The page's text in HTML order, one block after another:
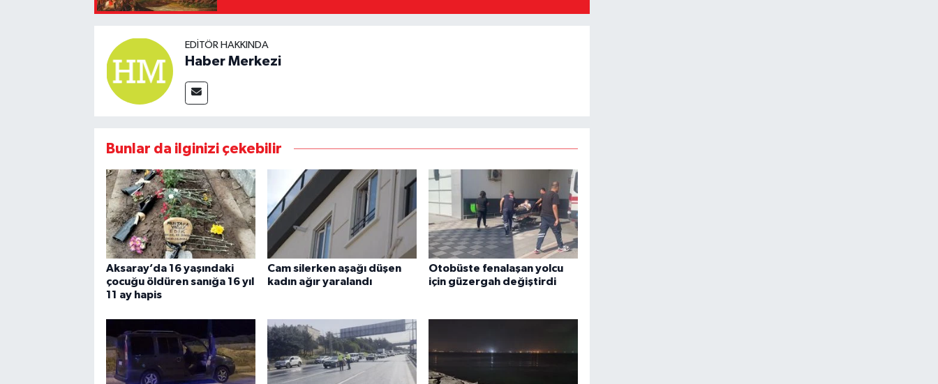
EDITÖR HAKKINDA
Haber Merkezi
Bunlar da ilginizi çekebilir
Aksaray’da 16 yaşındaki
çocuğu öldüren sanığa 16 yıl
11 ay hapis
Cam silerken aşağı düşen
kadın ağır yaralandı
Otobüste fenalaşan yolcu
için güzergah değiştirdi